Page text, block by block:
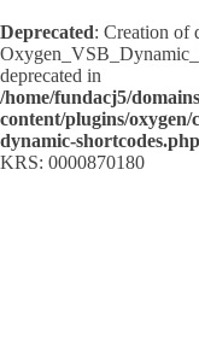
Deprecated: Creation of
deprecated in
/home/fundacj5/
content/plugins/
dynamic-shortcodes.php
KRS: 0000870180